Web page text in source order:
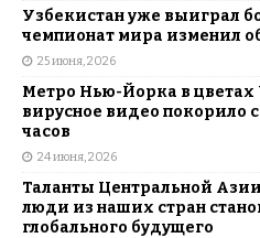
Узбекистан уже выиграл
чемпионат мира изменил
25 июня, 2026
Метро Нью-Йорка в цветах
вирусное видео покорило
часов
24 июня, 2026
Таланты Центральной
люди из наших стран
глобального будущего